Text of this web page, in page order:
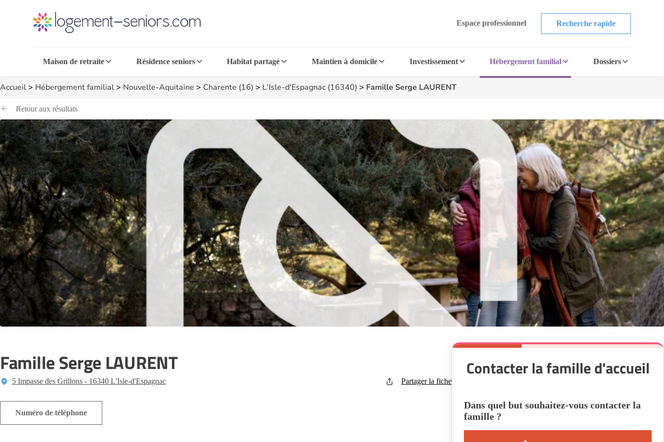
Espace professionnel Recherche rapide
Maison de retraite Résidence seniors Habitat partagé Maintien à domicile Investissement Hébergement familial Dossiers
Accueil> Hébergement familial> Nouvelle-Aquitaine > Charente (16) > L'Isle-d'Espagnac (16340) > Famille Serge LAURENT
Retour aux résultats
Famille Serge LAURENT
5 Impasse des Grillons - 16340 L'Isle-d'Espagnac Partager la fiche
Numéro de téléphone
Contacter la famille d'accueil
Dans quel but souhaitez-vous contacter la
famille ?